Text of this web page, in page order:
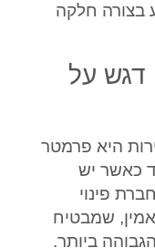
בצורה חלקה
דגש על
היא פרמטר
כאשר יש
פינוי
שמבטיח
ביותר.